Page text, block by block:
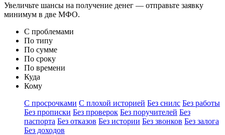
Увеличьте шансы на получение денег — отправьте заявку
минимум в две МФО.
С проблемами
По типу
По сумме
По сроку
По времени
Куда
Кому
С просрочками С плохой историей Без снилс Без работы
Без прописки Без проверок Без поручителей Без
паспорта Без отказов Без истории Без звонков Без залога
Без доходов